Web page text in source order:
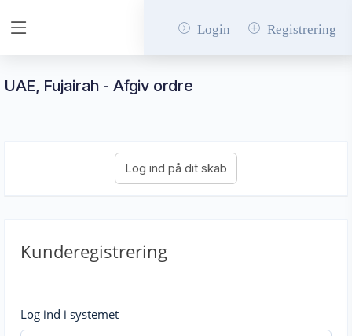
Login Registrering
UAE, Fujairah - Afgiv ordre
Kunderegistrering
Log ind i systemet